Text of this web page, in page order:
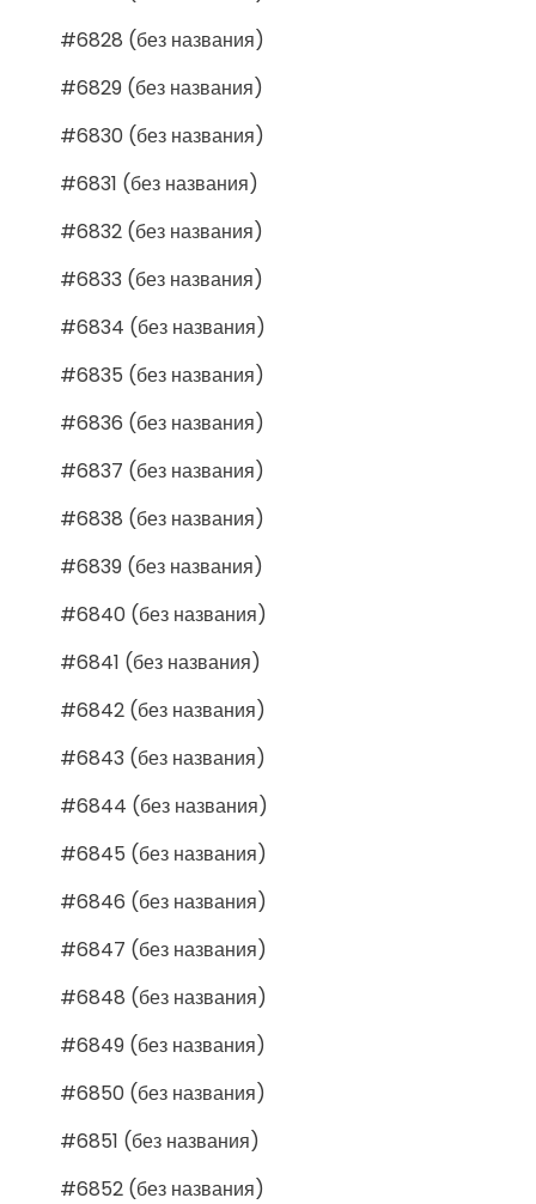
#6828 (без названия)
#6829 (без названия)
#6830 (без названия)
#6831 (без названия)
#6832 (без названия)
#6833 (без названия)
#6834 (без названия)
#6835 (без названия)
#6836 (без названия)
#6837 (без названия)
#6838 (без названия)
#6839 (без названия)
#6840 (без названия)
#6841 (без названия)
#6842 (без названия)
#6843 (без названия)
#6844 (без названия)
#6845 (без названия)
#6846 (без названия)
#6847 (без названия)
#6848 (без названия)
#6849 (без названия)
#6850 (без названия)
#6851 (без названия)
#6852 (без названия)